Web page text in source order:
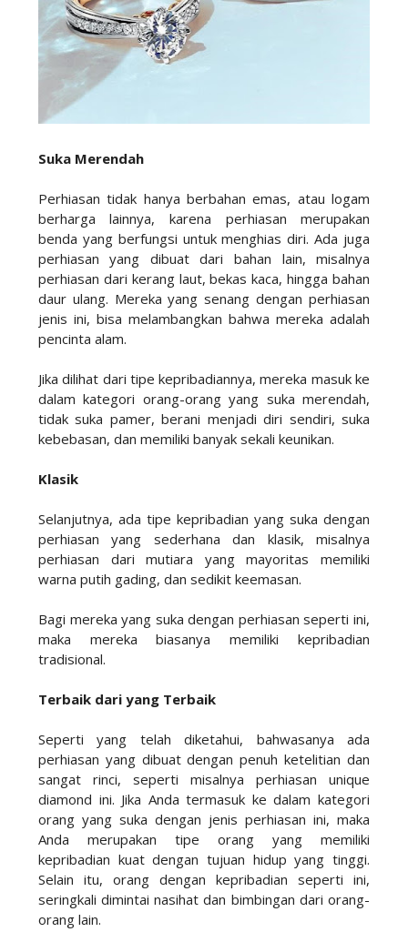
Suka Merendah
Perhiasan tidak hanya berbahan emas, atau logam
berharga lainnya, karena perhiasan merupakan
benda yang berfungsi untuk menghias diri. Ada juga
perhiasan yang dibuat dari bahan lain, misalnya
perhiasan dari kerang laut, bekas kaca, hingga bahan
daur ulang. Mereka yang senang dengan perhiasan
jenis ini, bisa melambangkan bahwa mereka adalah
pencinta alam.
Jika dilihat dari tipe kepribadiannya, mereka masuk ke
dalam kategori orang-orang yang suka merendah,
tidak suka pamer, berani menjadi diri sendiri, suka
kebebasan, dan memiliki banyak sekali keunikan.
Klasik
Selanjutnya, ada tipe kepribadian yang suka dengan
perhiasan yang sederhana dan klasik, misalnya
perhiasan dari mutiara yang mayoritas memiliki
warna putih gading, dan sedikit keemasan.
Bagi mereka yang suka dengan perhiasan seperti ini,
maka mereka biasanya memiliki kepribadian
tradisional.
Terbaik dari yang Terbaik
Seperti yang telah diketahui, bahwasanya ada
perhiasan yang dibuat dengan penuh ketelitian dan
sangat rinci, seperti misalnya perhiasan unique
diamond ini. Jika Anda termasuk ke dalam kategori
orang yang suka dengan jenis perhiasan ini, maka
Anda merupakan tipe orang yang memiliki
kepribadian kuat dengan tujuan hidup yang tinggi.
Selain itu, orang dengan kepribadian seperti ini,
seringkali dimintai nasihat dan bimbingan dari orang-
orang lain.